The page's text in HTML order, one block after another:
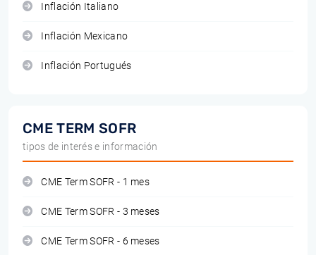
Inflación Italiano
Inflación Mexicano
Inflación Portugués
CME TERM SOFR
tipos de interés e información
CME Term SOFR - 1 mes
CME Term SOFR - 3 meses
CME Term SOFR - 6 meses